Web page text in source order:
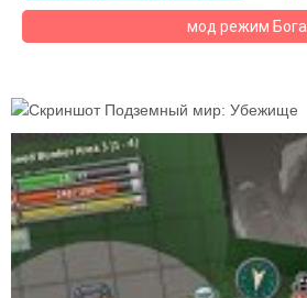
мод режим Бога